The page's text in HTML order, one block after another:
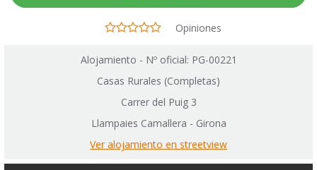
Opiniones
Alojamiento - Nº oficial: PG-00221
Casas Rurales (Completas)
Carrer del Puig 3
Llampaies Camallera - Girona
Ver alojamiento en streetview